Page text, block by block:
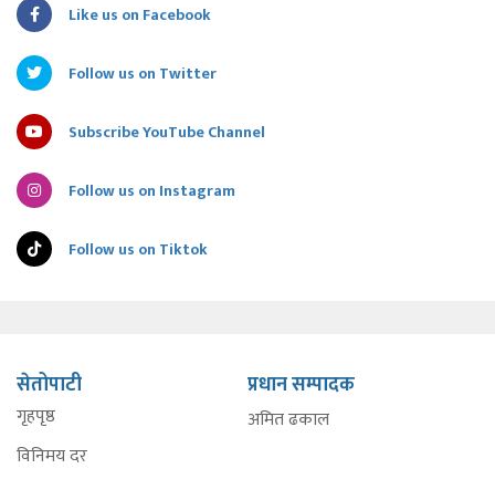
Like us on Facebook
Follow us on Twitter
Subscribe YouTube Channel
Follow us on Instagram
Follow us on Tiktok
सेतोपाटी
गृहपृष्ठ
विनिमय दर
प्रधान सम्पादक
अमित ढकाल